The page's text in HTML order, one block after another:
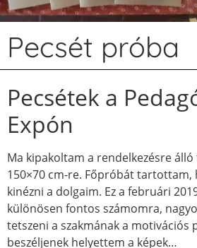
Pecsét próba
Pecsétek a
Expón
Ma kipakoltam a rendelkezésre
150×70 cm-re. Főpróbát tartottam,
kinézni a dolgaim. Ez a februári
különösen fontos számomra,
tetszeni a szakmának a motivációs
beszéljenek helyettem a képek…